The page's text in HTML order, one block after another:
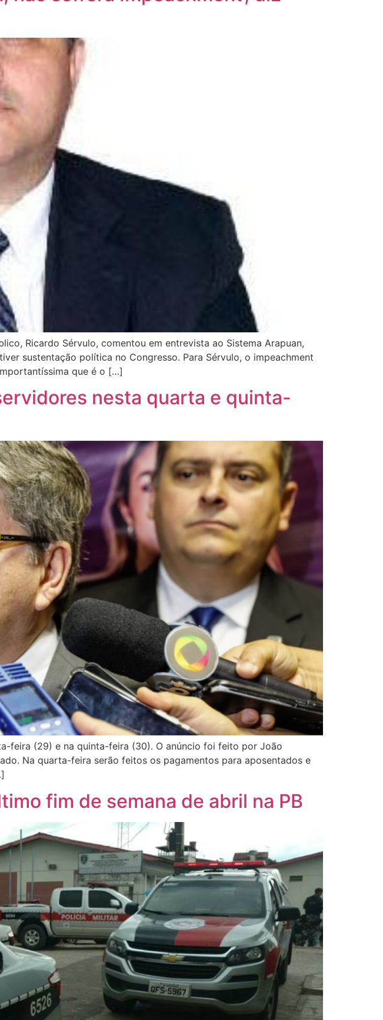
Ricardo Sérvulo, comentou em entrevista ao Sistema Arapuan,
sustentação política no Congresso. Para Sérvulo, o impeachment
que é o […]
nesta quarta e quinta-
feira (29) e na quinta-feira (30). O anúncio foi feito por João
Na quarta-feira serão feitos os pagamentos para aposentados e
fim de semana de abril na PB